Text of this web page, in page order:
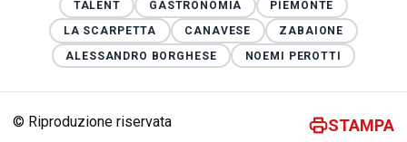
TALENT
GASTRONOMIA
PIEMONTE
LA SCARPETTA
CANAVESE
ZABAIONE
ALESSANDRO BORGHESE
NOEMI PEROTTI
© Riproduzione riservata STAMPA